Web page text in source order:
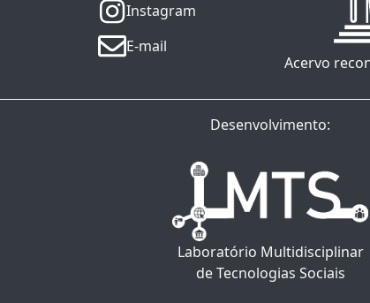
Instagram
E-mail
Acervo
Desenvolvimento:
Laboratório Multidisciplinar
de Tecnologias Sociais